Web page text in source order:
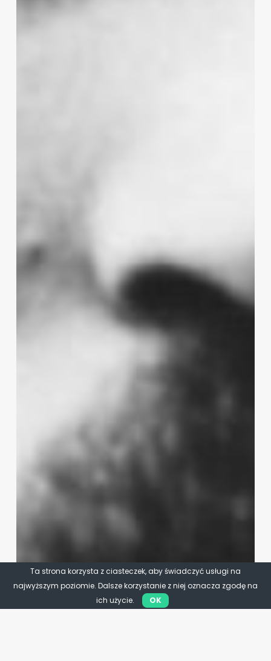
Ta strona korzysta z ciasteczek, aby świadczyć usługi na
najwyższym poziomie. Dalsze korzystanie z niej oznacza zgodę na
ich użycie.
OK